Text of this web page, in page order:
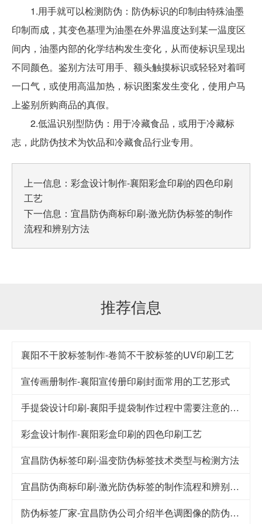
1.用手就可以检测防伪：防伪标识的印制由特殊油墨
印制而成，其变色基理为油墨在外界温度达到某一温度区
间内，油墨内部的化学结构发生变化，从而使标识呈现出
不同颜色。鉴别方法可用手、额头触摸标识或轻轻对着呵
一口气，或使用高温加热，标识图案发生变化，使用户马
上鉴别所购商品的真假。
2.低温识别型防伪：用于冷藏食品，或用于冷藏标
志，此防伪技术为饮品和冷藏食品行业专用。
上一信息： 彩盒设计制作-襄阳彩盒印刷的四色印刷
工艺
下一信息： 宜昌防伪商标印刷-激光防伪标签的制作
流程和辨别方法
推荐信息
襄阳不干胶标签制作-卷筒不干胶标签的UV印刷工艺
宣传画册制作-襄阳宣传册印刷封面常用的工艺形式
手提袋设计印刷-襄阳手提袋制作过程中需要注意的要点
彩盒设计制作-襄阳彩盒印刷的四色印刷工艺
宜昌防伪标签印刷-温变防伪标签技术类型与检测方法
宜昌防伪商标印刷-激光防伪标签的制作流程和辨别方法
防伪标签厂家-宜昌防伪公司介绍半色调图像的防伪技术